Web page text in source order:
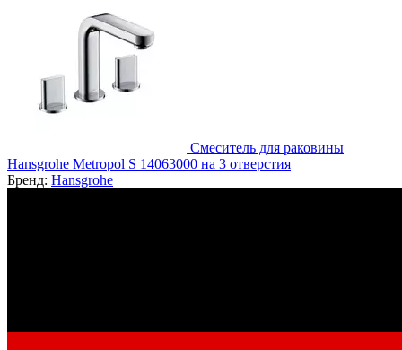
Смеситель для раковины
Hansgrohe Metropol S 14063000 на 3 отверстия
Бренд: Hansgrohe